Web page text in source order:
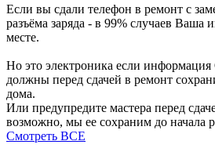
Если вы сдали телефон в ремонт с
разъёма заряда - в 99% случаев Ваша
месте.
Но это электроника если
должны перед сдачей в ремонт
дома.
Или предупредите мастера перед
возможно, мы ее сохраним до начала
Смотреть ВСЕ